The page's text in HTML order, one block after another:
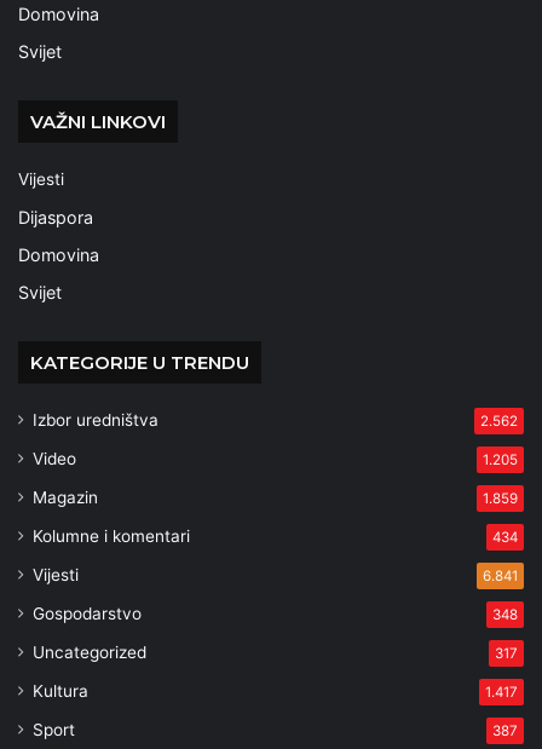
Domovina
Svijet
VAŽNI LINKOVI
Vijesti
Dijaspora
Domovina
Svijet
KATEGORIJE U TRENDU
Izbor uredništva 2.562
Video 1.205
Magazin 1.859
Kolumne i komentari 434
Vijesti 6.841
Gospodarstvo 348
Uncategorized 317
Kultura 1.417
Sport 387